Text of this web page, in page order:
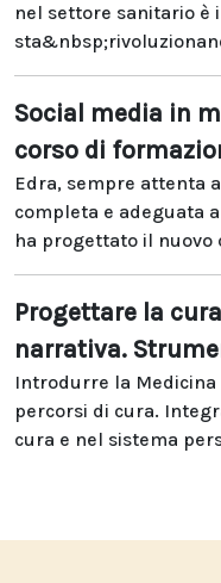
nel settore sanitario è
Social media in
corso di
Edra, sempre attenta
completa e adeguata
ha progettato il nuovo
Progettare la
narrativa.
Introdurre la
percorsi di cura.
cura e nel sistema